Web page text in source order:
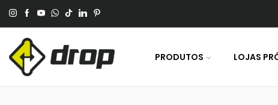
No Pagamento Por PIX Ou Boleto.
PRODUTOS LOJAS